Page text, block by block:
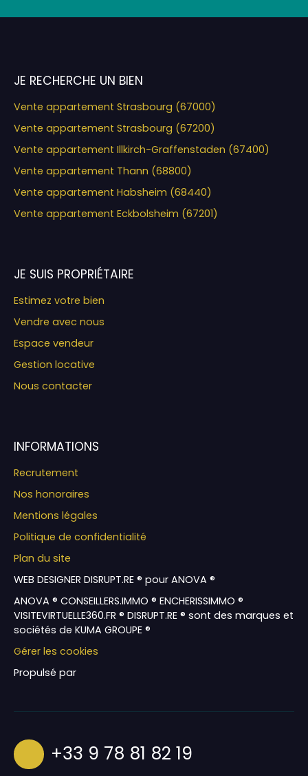
JE RECHERCHE UN BIEN
Vente appartement Strasbourg (67000)
Vente appartement Strasbourg (67200)
Vente appartement Illkirch-Graffenstaden (67400)
Vente appartement Thann (68800)
Vente appartement Habsheim (68440)
Vente appartement Eckbolsheim (67201)
JE SUIS PROPRIÉTAIRE
Estimez votre bien
Vendre avec nous
Espace vendeur
Gestion locative
Nous contacter
INFORMATIONS
Recrutement
Nos honoraires
Mentions légales
Politique de confidentialité
Plan du site
WEB DESIGNER DISRUPT.RE ® pour ANOVA ®
ANOVA ® CONSEILLERS.IMMO ® ENCHERISSIMMO ®
VISITEVIRTUELLE360.FR ® DISRUPT.RE ® sont des marques et
sociétés de KUMA GROUPE ®
Gérer les cookies
Propulsé par
+33 9 78 81 82 19